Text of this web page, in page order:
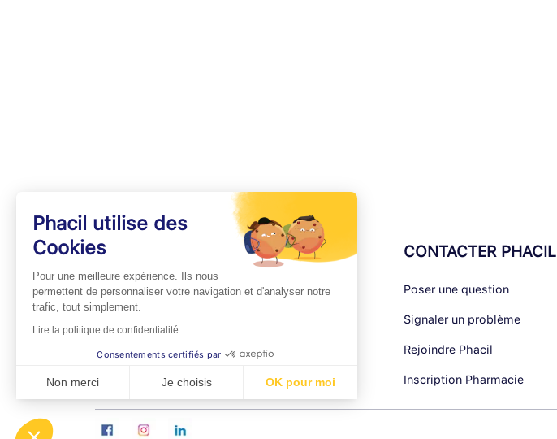
INFOS PRATIQUES
Professionnels de Santé
Espace Pharmaciens
Foire aux questions
CONTACTER PHACIL
Poser une question
Signaler un problème
Rejoindre Phacil
Inscription Pharmacie
Phacil utilise des
Cookies
Pour une meilleure expérience. Ils nous
permettent de personnaliser votre navigation et d'analyser notre
trafic, tout simplement.
Lire la politique de confidentialité
Consentements certifiés par
Non merci Je choisis OK pour moi
Axeptio consent
Plateforme de Gestion du Consentement : Personnalisez vos Options